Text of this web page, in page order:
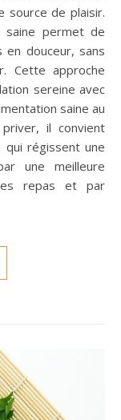
source de plaisir.
saine permet de
douceur, sans
Cette approche
sereine avec
saine au
il convient
qui régissent une
une meilleure
repas et par